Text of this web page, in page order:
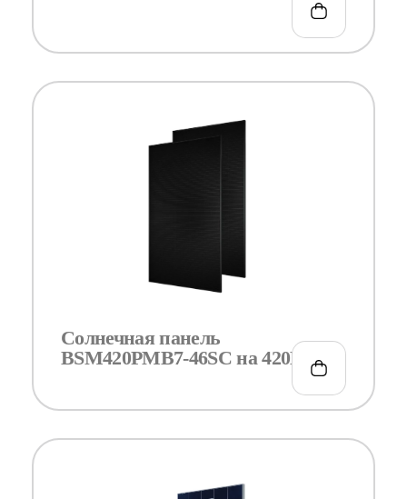
Солнечная панель
BSM420PMB7-46SC на 420Вт